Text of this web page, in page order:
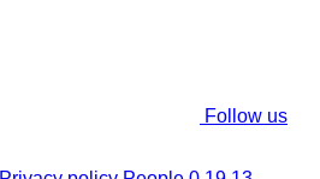
Follow us